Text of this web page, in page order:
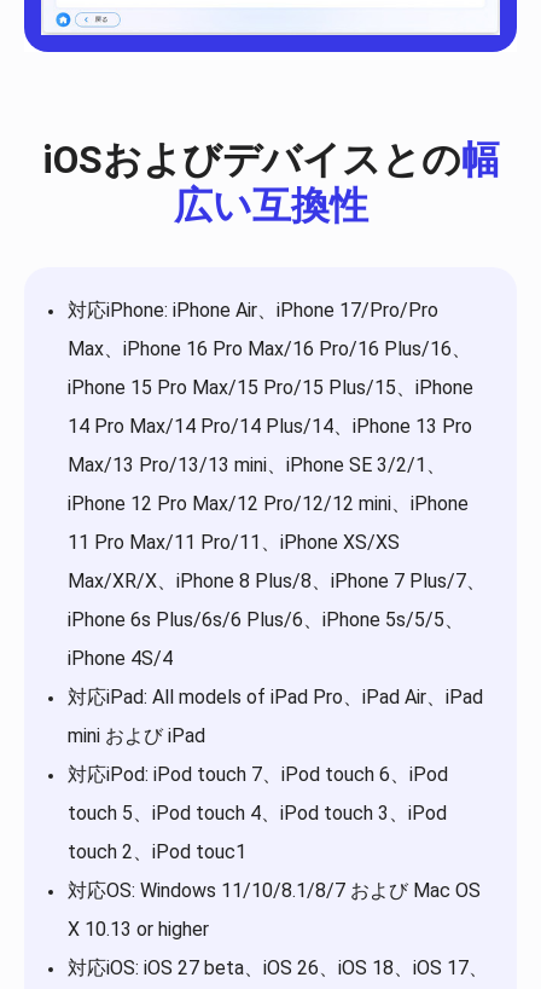
iOSおよびデバイスとの幅
広い互換性
対応iPhone: iPhone Air、iPhone 17/Pro/Pro
Max、iPhone 16 Pro Max/16 Pro/16 Plus/16、
iPhone 15 Pro Max/15 Pro/15 Plus/15、iPhone
14 Pro Max/14 Pro/14 Plus/14、iPhone 13 Pro
Max/13 Pro/13/13 mini、iPhone SE 3/2/1、
iPhone 12 Pro Max/12 Pro/12/12 mini、iPhone
11 Pro Max/11 Pro/11、iPhone XS/XS
Max/XR/X、iPhone 8 Plus/8、iPhone 7 Plus/7、
iPhone 6s Plus/6s/6 Plus/6、iPhone 5s/5/5、
iPhone 4S/4
対応iPad: All models of iPad Pro、iPad Air、iPad
mini および iPad
対応iPod: iPod touch 7、iPod touch 6、iPod
touch 5、iPod touch 4、iPod touch 3、iPod
touch 2、iPod touc1
対応OS: Windows 11/10/8.1/8/7 および Mac OS
X 10.13 or higher
対応iOS: iOS 27 beta、iOS 26、iOS 18、iOS 17、